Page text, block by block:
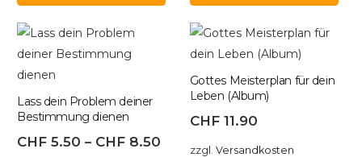
weist
mehrere
Varianten
können
Lass dein Problem deiner
Bestimmung dienen
CHF 5.50 – CHF 8.50
Gottes Meisterplan für dein
Leben (Album)
CHF11.90
zzgl. Versandkosten